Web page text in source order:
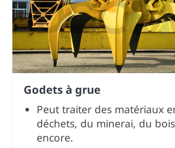
Godets à grue
Peut traiter des matériaux
déchets, du minerai, du
encore.